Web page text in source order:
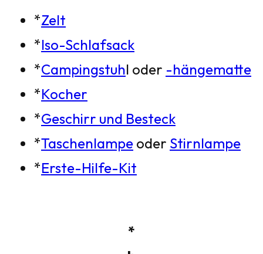
*Zelt
*Iso-Schlafsack
*Campingstuhl oder -hängematte
*Kocher
*Geschirr und Besteck
*Taschenlampe oder Stirnlampe
*Erste-Hilfe-Kit
*